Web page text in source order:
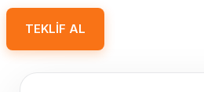
TEKLIF AL